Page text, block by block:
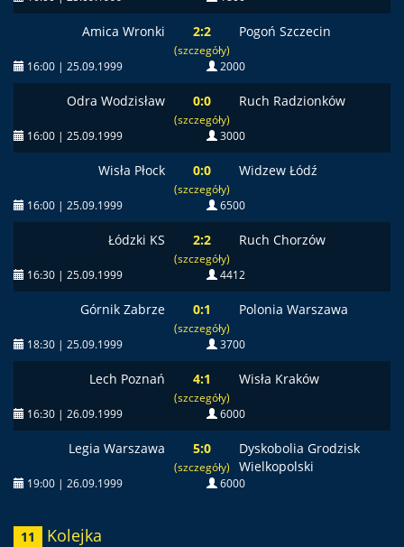
Amica Wronki 2:2
(szczegóły)
Pogoń Szczecin
16:00 | 25.09.1999 2000
Odra Wodzisław 0:0
(szczegóły)
Ruch Radzionków
16:00 | 25.09.1999 3000
Wisła Płock 0:0
(szczegóły)
Widzew Łódź
16:00 | 25.09.1999 6500
Łódzki KS 2:2
(szczegóły)
Ruch Chorzów
16:30 | 25.09.1999 4412
Górnik Zabrze 0:1
(szczegóły)
Polonia Warszawa
18:30 | 25.09.1999 3700
Lech Poznań 4:1
(szczegóły)
Wisła Kraków
16:30 | 26.09.1999 6000
Legia Warszawa 5:0
(szczegóły)
Dyskobolia Grodzisk
Wielkopolski
19:00 | 26.09.1999 6000
11 Kolejka